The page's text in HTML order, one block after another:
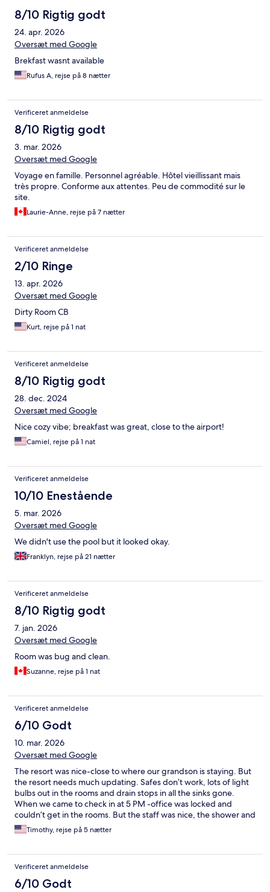
8/10 Rigtig godt
24. apr. 2026
Oversæt med Google
Brekfast wasnt available
Rufus A, rejse på 8 nætter
Verificeret anmeldelse
8/10 Rigtig godt
3. mar. 2026
Oversæt med Google
Voyage en famille. Personnel agréable. Hôtel vieillissant mais
très propre. Conforme aux attentes. Peu de commodité sur le
site.
Laurie-Anne, rejse på 7 nætter
Verificeret anmeldelse
2/10 Ringe
13. apr. 2026
Oversæt med Google
Dirty Room CB
Kurt, rejse på 1 nat
Verificeret anmeldelse
8/10 Rigtig godt
28. dec. 2024
Oversæt med Google
Nice cozy vibe; breakfast was great, close to the airport!
Camiel, rejse på 1 nat
Verificeret anmeldelse
10/10 Enestående
5. mar. 2026
Oversæt med Google
We didn't use the pool but it looked okay.
Franklyn, rejse på 21 nætter
Verificeret anmeldelse
8/10 Rigtig godt
7. jan. 2026
Oversæt med Google
Room was bug and clean.
Suzanne, rejse på 1 nat
Verificeret anmeldelse
6/10 Godt
10. mar. 2026
Oversæt med Google
The resort was nice-close to where our grandson is staying. But
the resort needs much updating. Safes don’t work, lots of light
bulbs out in the rooms and drain stops in all the sinks gone.
When we came to check in at 5 PM -office was locked and
couldn’t get in the rooms. But the staff was nice, the shower and
water was nice and hot. The beds were very comfortable and
the A/C worked well.
Timothy, rejse på 5 nætter
Verificeret anmeldelse
6/10 Godt